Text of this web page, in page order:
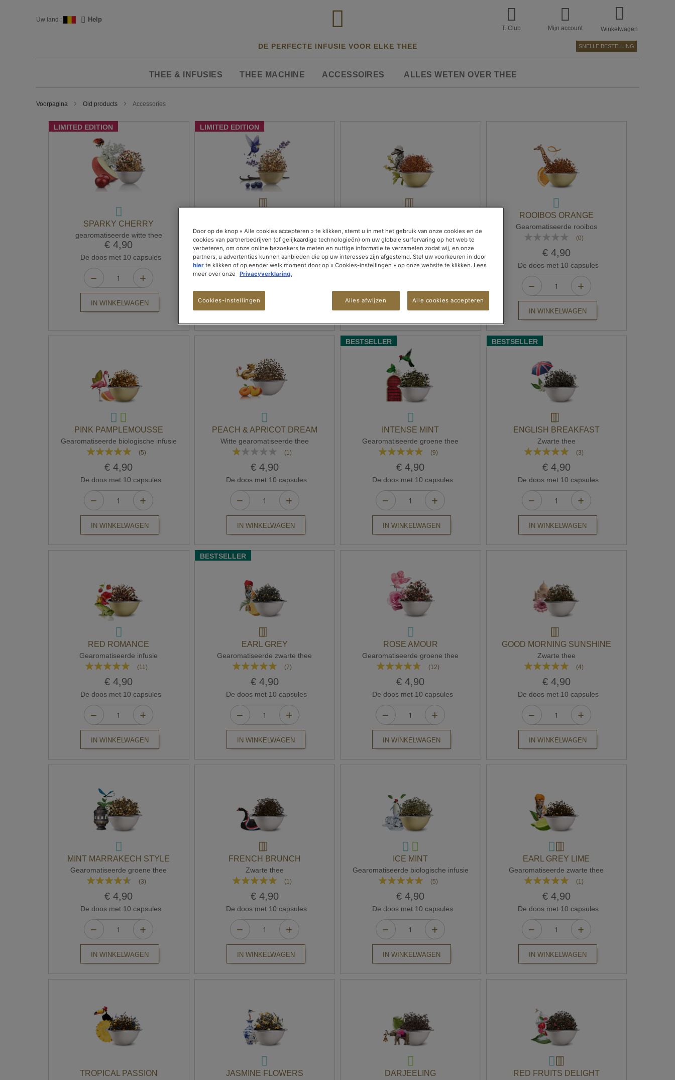
naarUw land : Taal Help
T. Club Mijn account Winkelwagen
DE PERFECTE INFUSIE VOOR ELKE THEE SNELLE BESTELLING
THEE & INFUSIES THEE MACHINE ACCESSOIRES ALLES WETEN OVER THEE
Voorpagina Old products Accessories
LIMITED EDITION
SPARKY CHERRY
gearomatiseerde witte thee
€ 4,90
De doos met 10 capsules
IN WINKELWAGEN
LIMITED EDITION
Waardering:
0%
(0)
€ 4,90
De doos met 10 capsules
IN WINKELWAGEN
Waardering:
0%
(0)
€ 4,90
De doos met 10 capsules
IN WINKELWAGEN
ROOIBOS ORANGE
Gearomatiseerde rooibos
Waardering:
(0)
€ 4,90
De doos met 10 capsules
IN WINKELWAGEN
PINK PAMPLEMOUSSE
Gearomatiseerde biologische infusie
Waardering:
(5)
€ 4,90
De doos met 10 capsules
IN WINKELWAGEN
PEACH & APRICOT DREAM
Witte gearomatiseerde thee
Waardering:
(1)
€ 4,90
De doos met 10 capsules
IN WINKELWAGEN
BESTSELLER
INTENSE MINT
Gearomatiseerde groene thee
Waardering:
(9)
€ 4,90
De doos met 10 capsules
IN WINKELWAGEN
BESTSELLER
ENGLISH BREAKFAST
Zwarte thee
Waardering:
(3)
€ 4,90
De doos met 10 capsules
IN WINKELWAGEN
RED ROMANCE
Gearomatiseerde infusie
Waardering:
(11)
€ 4,90
De doos met 10 capsules
IN WINKELWAGEN
BESTSELLER
EARL GREY
Gearomatiseerde zwarte thee
Waardering:
(7)
€ 4,90
De doos met 10 capsules
IN WINKELWAGEN
ROSE AMOUR
Gearomatiseerde groene thee
Waardering:
(12)
€ 4,90
De doos met 10 capsules
IN WINKELWAGEN
GOOD MORNING SUNSHINE
Zwarte thee
Waardering:
(4)
€ 4,90
De doos met 10 capsules
IN WINKELWAGEN
MINT MARRAKECH STYLE
Gearomatiseerde groene thee
Waardering:
(3)
€ 4,90
De doos met 10 capsules
IN WINKELWAGEN
FRENCH BRUNCH
Zwarte thee
Waardering:
(1)
€ 4,90
De doos met 10 capsules
IN WINKELWAGEN
ICE MINT
Gearomatiseerde biologische infusie
Waardering:
(5)
€ 4,90
De doos met 10 capsules
IN WINKELWAGEN
EARL GREY LIME
Gearomatiseerde zwarte thee
Waardering:
(1)
€ 4,90
De doos met 10 capsules
IN WINKELWAGEN
TROPICAL PASSION JASMINE FLOWERS DARJEELING RED FRUITS DELIGHT
Door op de knop « Alle cookies accepteren » te klikken, stemt u in met het gebruik van onze cookies en de
cookies van partnerbedrijven (of gelijkaardige technologieën) om uw globale surfervaring op het web te
verbeteren, om onze online bezoekers te meten en nuttige informatie te verzamelen zodat wij, en onze
partners, u advertenties kunnen aanbieden die op uw interesses zijn afgestemd. Stel uw voorkeuren in door
hier te klikken of op eender welk moment door op « Cookies-instellingen » op onze website te klikken. Lees
meer over onze
Privacyverklaring.
Alles afwijzen Alle cookies accepteren
Cookies-instellingen